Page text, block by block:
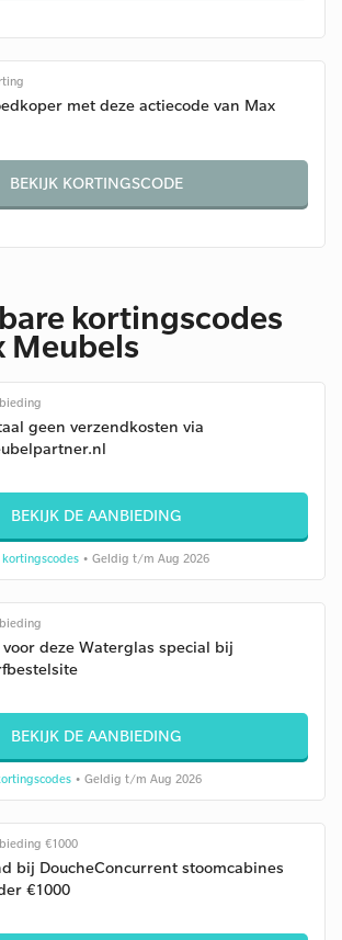
met deze actiecode van Max
BEKIJK KORTINGSCODE
kortingscodes
Meubels
geen verzendkosten via
BEKIJK DE AANBIEDING
• Geldig t/m Aug 2026
voor deze Waterglas special bij
BEKIJK DE AANBIEDING
• Geldig t/m Aug 2026
€1000
bij DoucheConcurrent stoomcabines
€1000